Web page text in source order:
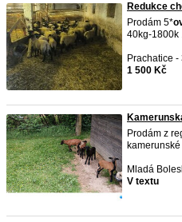
Redukce
Prodám 5*
40kg-1800k
Prachatice -
1 500 Kč
Prodám z
kamerunské
Mladá
V textu